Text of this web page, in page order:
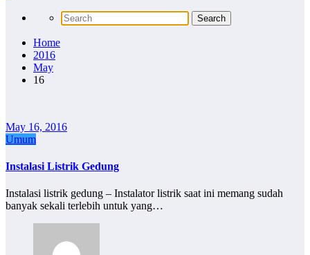
Home
2016
May
16
May 16, 2016
Umum
Instalasi Listrik Gedung
Instalasi listrik gedung – Instalator listrik saat ini memang sudah
banyak sekali terlebih untuk yang…